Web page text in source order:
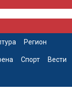
Регион
Спорт Вести